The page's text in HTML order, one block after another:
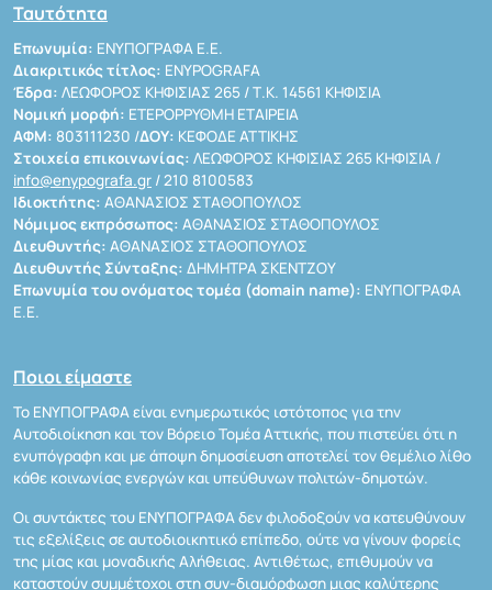
Ταυτότητα
Επωνυμία: ΕΝΥΠΟΓΡΑΦΑ Ε.Ε.
Διακριτικός τίτλος: ENYPOGRAFA
Έδρα: ΛΕΩΦΟΡΟΣ ΚΗΦΙΣΙΑΣ 265 / Τ.Κ. 14561 ΚΗΦΙΣΙΑ
Νομική μορφή: ΕΤΕΡΟΡΡΥΘΜΗ ΕΤΑΙΡΕΙΑ
ΑΦΜ: 803111230 /ΔΟΥ: ΚΕΦΟΔΕ ΑΤΤΙΚΗΣ
Στοιχεία επικοινωνίας: ΛΕΩΦΟΡΟΣ ΚΗΦΙΣΙΑΣ 265 ΚΗΦΙΣΙΑ /
info@enypografa.gr / 210 8100583
Ιδιοκτήτης: ΑΘΑΝΑΣΙΟΣ ΣΤΑΘΟΠΟΥΛΟΣ
Νόμιμος εκπρόσωπος: ΑΘΑΝΑΣΙΟΣ ΣΤΑΘΟΠΟΥΛΟΣ
Διευθυντής: ΑΘΑΝΑΣΙΟΣ ΣΤΑΘΟΠΟΥΛΟΣ
Διευθυντής Σύνταξης: ΔΗΜΗΤΡΑ ΣΚΕΝΤΖΟΥ
Επωνυμία του ονόματος τομέα (domain name): ΕΝΥΠΟΓΡΑΦΑ
Ε.Ε.
Ποιοι είμαστε
Το ΕΝΥΠΟΓΡΑΦΑ είναι ενημερωτικός ιστότοπος για την
Αυτοδιοίκηση και τον Βόρειο Τομέα Αττικής, που πιστεύει ότι η
ενυπόγραφη και με άποψη δημοσίευση αποτελεί τον θεμέλιο λίθο
κάθε κοινωνίας ενεργών και υπεύθυνων πολιτών-δημοτών.
Οι συντάκτες του ΕΝΥΠΟΓΡΑΦΑ δεν φιλοδοξούν να κατευθύνουν
τις εξελίξεις σε αυτοδιοικητικό επίπεδο, ούτε να γίνουν φορείς
της μίας και μοναδικής Αλήθειας. Αντιθέτως, επιθυμούν να
καταστούν συμμέτοχοι στη συν-διαμόρφωση μιας καλύτερης